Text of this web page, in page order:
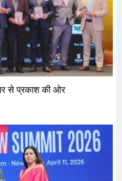
से प्रकाश की ओर